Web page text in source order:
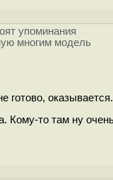
упоминания
многим модель
готово, оказывается.
Кому-то там ну